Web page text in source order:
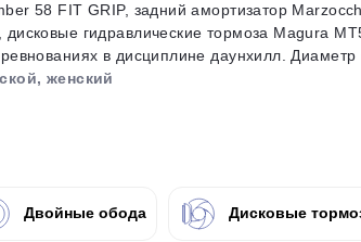
58 FIT GRIP, задний амортизатор
гидравлические тормоза Magura
в дисциплине даунхилл.
женский
Двойные обода Дисковые
Плайтом
раз в 2
вопросы?